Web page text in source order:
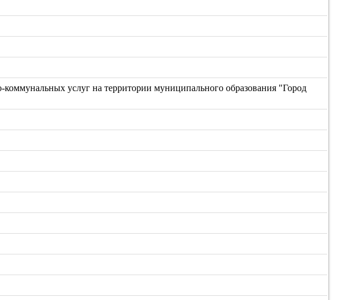
услуг на территории муниципального образования "Город